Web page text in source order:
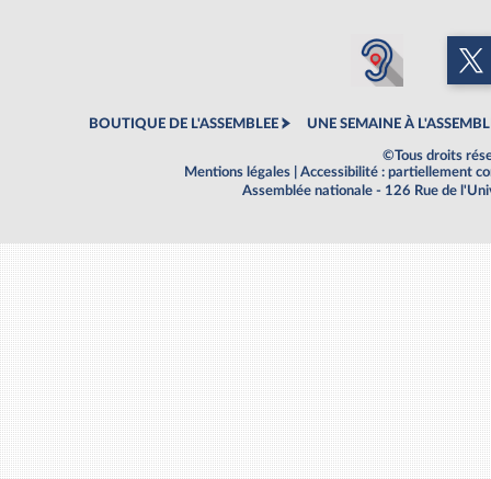
BOUTIQUE DE L'ASSEMBLEE UNE SEMAINE À
©Tous droits
Mentions légales
Accessibilité : partiellement
Assemblée nationale - 126 Rue de